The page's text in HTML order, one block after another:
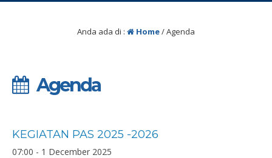
Anda ada di : Home/Agenda
Agenda
KEGIATAN PAS 2025 -2026
07:00 - 1 December 2025